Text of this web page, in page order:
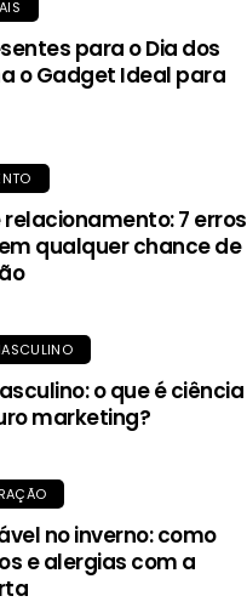
para o Dia dos
o Gadget Ideal para
relacionamento: 7 erros
qualquer chance de
o que é ciência
marketing?
no inverno: como
e alergias com a